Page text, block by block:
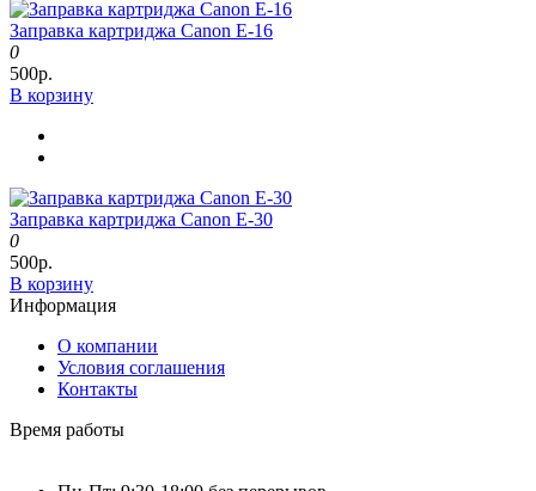
Заправка картриджа Canon E-16
0
500р.
В корзину
Заправка картриджа Canon E-30
0
500р.
В корзину
Информация
О компании
Условия соглашения
Контакты
Время работы